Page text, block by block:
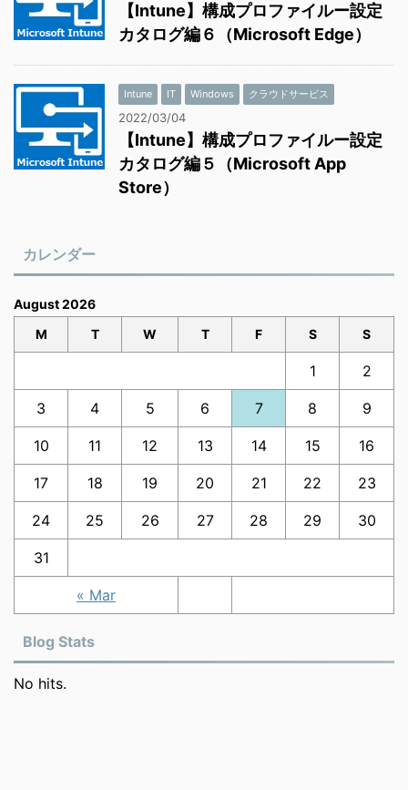
【Intune】構成プロファイルー設定
カタログ編６（Microsoft Edge）
Intune IT Windows クラウドサービス
2022/03/04
【Intune】構成プロファイルー設定
カタログ編５（Microsoft App
Store）
カレンダー
August 2026
M
T W T F S S
« Mar
1 2
3 4 5 6 7 8 9
10 11 12 13 14 15 16
17 18 19 20 21 22 23
24 25 26 27 28 29 30
31
Blog Stats
No hits.